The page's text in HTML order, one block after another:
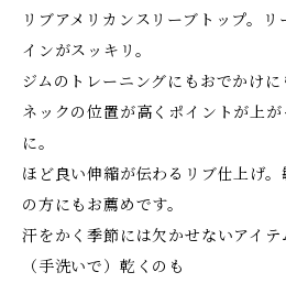
リブアメリカンスリーブトップ。
インがスッキリ。
ジムのトレーニングにもおでかけに
ネックの位置が高くポイントが上
に。
ほど良い伸縮が伝わるリブ仕上げ
の方にもお薦めです。
汗をかく季節には欠かせないアイ
（手洗いで）乾くのも